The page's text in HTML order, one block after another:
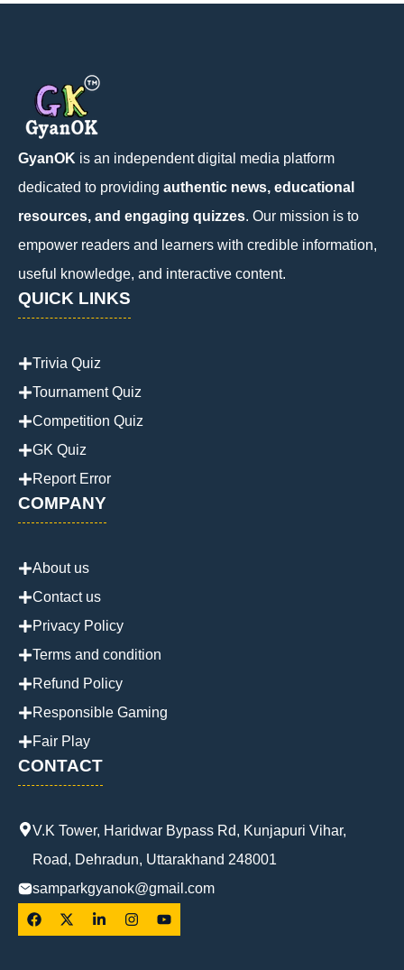
GyanOK is an independent digital media platform
dedicated to providing authentic news, educational
resources, and engaging quizzes. Our mission is to
empower readers and learners with credible information,
useful knowledge, and interactive content.
QUICK LINKS
Trivia Quiz
Tournament Quiz
Competition Quiz
GK Quiz
Report Error
COMPANY
About us
Contact us
Privacy Policy
Terms and condition
Refund Policy
Responsible Gaming
Fair Play
CONTACT
V.K Tower, Haridwar Bypass Rd, Kunjapuri Vihar,
Road, Dehradun, Uttarakhand 248001
samparkgyanok@gmail.com